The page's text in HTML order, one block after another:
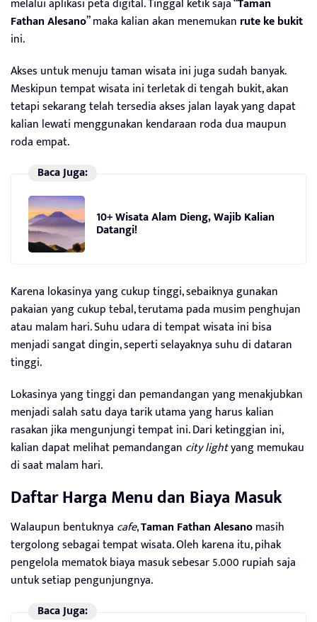
melalui aplikasi peta digital. Tinggal ketik saja “Taman
Fathan Alesano” maka kalian akan menemukan rute ke bukit
ini.
Akses untuk menuju taman wisata ini juga sudah banyak.
Meskipun tempat wisata ini terletak di tengah bukit, akan
tetapi sekarang telah tersedia akses jalan layak yang dapat
kalian lewati menggunakan kendaraan roda dua maupun
roda empat.
Baca Juga:
10+ Wisata Alam Dieng, Wajib Kalian
Datangi!
Karena lokasinya yang cukup tinggi, sebaiknya gunakan
pakaian yang cukup tebal, terutama pada musim penghujan
atau malam hari. Suhu udara di tempat wisata ini bisa
menjadi sangat dingin, seperti selayaknya suhu di dataran
tinggi.
Lokasinya yang tinggi dan pemandangan yang menakjubkan
menjadi salah satu daya tarik utama yang harus kalian
rasakan jika mengunjungi tempat ini. Dari ketinggian ini,
kalian dapat melihat pemandangan city lightyang memukau
di saat malam hari.
Daftar Harga Menu dan Biaya Masuk
Walaupun bentuknya cafe,Taman Fathan Alesanomasih
tergolong sebagai tempat wisata. Oleh karena itu, pihak
pengelola mematok biaya masuk sebesar 5.000 rupiah saja
untuk setiap pengunjungnya.
Baca Juga: